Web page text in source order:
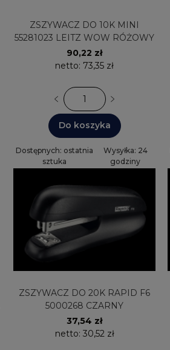
ZSZYWACZ DO 10K MINI
55281023 LEITZ WOW RÓŻOWY
90,22 zł
netto: 73,35 zł
Do koszyka
Dostępnych: ostatnia
sztuka
Wysyłka: 24
godziny
ZSZYWACZ DO 20K RAPID F6
5000268 CZARNY
37,54 zł
netto: 30,52 zł